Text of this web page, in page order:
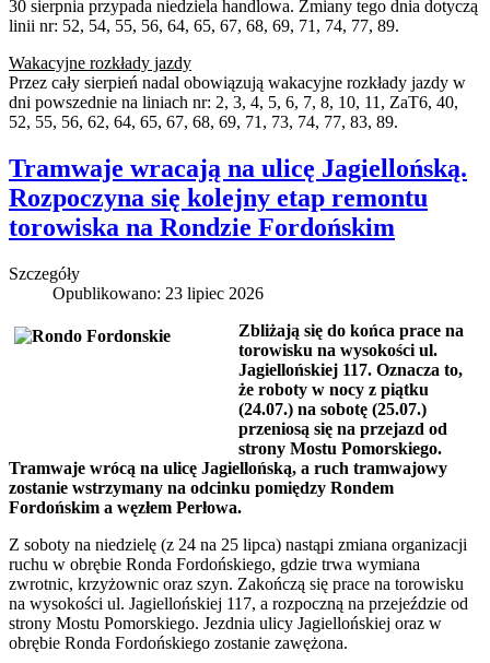
30 sierpnia przypada niedziela handlowa. Zmiany tego dnia dotyczą
linii nr: 52, 54, 55, 56, 64, 65, 67, 68, 69, 71, 74, 77, 89.
Wakacyjne rozkłady jazdy
Przez cały sierpień nadal obowiązują wakacyjne rozkłady jazdy w
dni powszednie na liniach nr: 2, 3, 4, 5, 6, 7, 8, 10, 11, ZaT6, 40,
52, 55, 56, 62, 64, 65, 67, 68, 69, 71, 73, 74, 77, 83, 89.
Tramwaje wracają na ulicę Jagiellońską.
Rozpoczyna się kolejny etap remontu
torowiska na Rondzie Fordońskim
Szczegóły
Opublikowano: 23 lipiec 2026
Zbliżają się do końca prace na
torowisku na wysokości ul.
Jagiellońskiej 117. Oznacza to,
że roboty w nocy z piątku
(24.07.) na sobotę (25.07.)
przeniosą się na przejazd od
strony Mostu Pomorskiego.
Tramwaje wrócą na ulicę Jagiellońską, a ruch tramwajowy
zostanie wstrzymany na odcinku pomiędzy Rondem
Fordońskim a węzłem Perłowa.
Z soboty na niedzielę (z 24 na 25 lipca) nastąpi zmiana organizacji
ruchu w obrębie Ronda Fordońskiego, gdzie trwa wymiana
zwrotnic, krzyżownic oraz szyn. Zakończą się prace na torowisku
na wysokości ul. Jagiellońskiej 117, a rozpoczną na przejeździe od
strony Mostu Pomorskiego. Jezdnia ulicy Jagiellońskiej oraz w
obrębie Ronda Fordońskiego zostanie zawężona.